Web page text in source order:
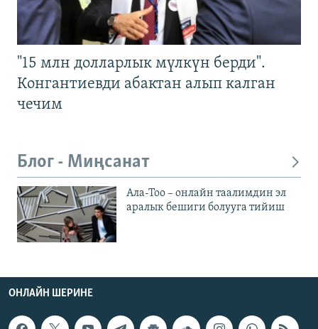
"15 млн долларлык мүлкүн берди".
Конгантиевди абактан алып калган
чечим
Блог - Миңсанат
Ала-Тоо – онлайн таалимдин эл
аралык бешиги болууга тийиш
ОНЛАЙН ШЕРИНЕ